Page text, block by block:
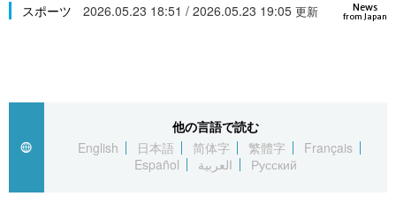
繁體字
العربية
経済・ビジネス
社会
文化
科学・技術
Images
お知らせ
News
from Japan
スポーツ 2026.05.23 18:51 / 2026.05.23 19:05 更新
他の言語で読む
English
日本語 简体字 繁體字
Français
Español
العربية Русский